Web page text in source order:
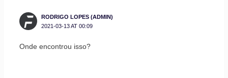
RODRIGO LOPES (ADMIN)
2021-03-13 AT 00:09
Onde encontrou isso?